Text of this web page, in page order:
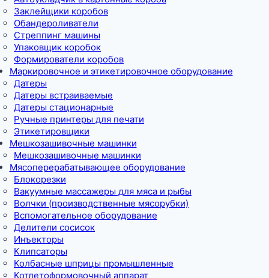
Заклейщики коробов
Обандероливатели
Стреппинг машины
Упаковщик коробок
Формирователи коробов
Маркировочное и этикетировочное оборудование
Датеры
Датеры встраиваемые
Датеры стационарные
Ручные принтеры для печати
Этикетировщики
Мешкозашивочные машинки
Мешкозашивочные машинки
Мясоперерабатывающее оборудование
Блокорезки
Вакуумные массажеры для мяса и рыбы
Волчки (производственные мясорубки)
Вспомогательное оборудование
Делители сосисок
Инъекторы
Клипсаторы
Колбасные шприцы промышленные
Котлетоформовочный аппарат